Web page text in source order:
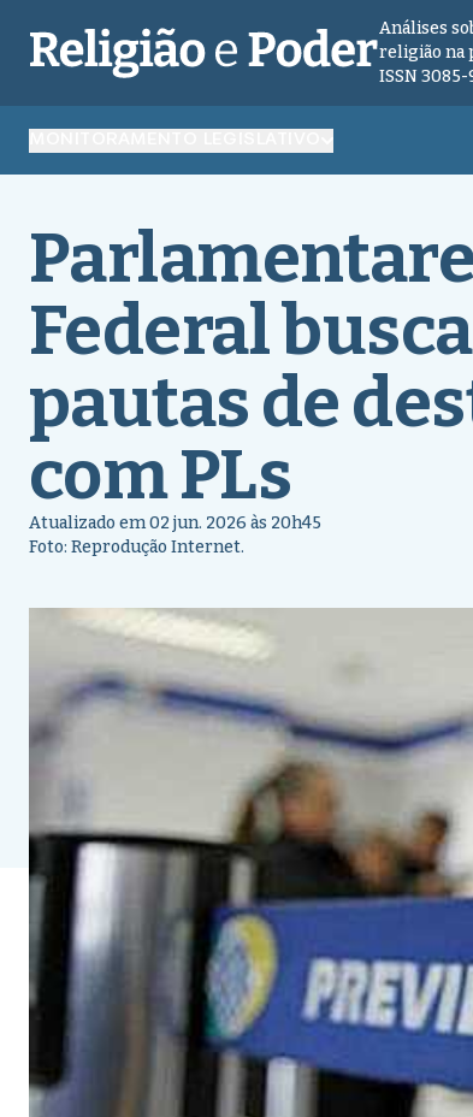
Análises
religião na
ISSN
Federal
pautas de
com PLs
Atualizado em 02 jun. 2026 às 20h45
Foto: Reprodução Internet.